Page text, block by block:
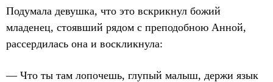
Подумала девушка, что это вскрикнул божий
младенец, стоявший рядом с преподобною Анной,
рассердилась она и воскликнула:
— Что ты там лопочешь, глупый малыш, держи язык